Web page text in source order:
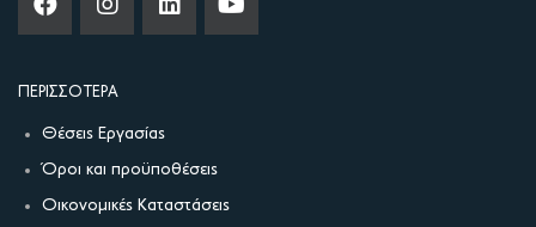
ΠΕΡΙΣΣΌΤΕΡΑ
Θέσεις Εργασίας
Όροι και προϋποθέσεις
Οικονομικές Καταστάσεις